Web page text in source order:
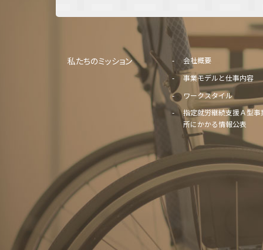
私たちのミッション
会社概要
事業モデルと仕事内容
ワークスタイル
指定就労継続支援Ａ型事
所にかかる情報公表